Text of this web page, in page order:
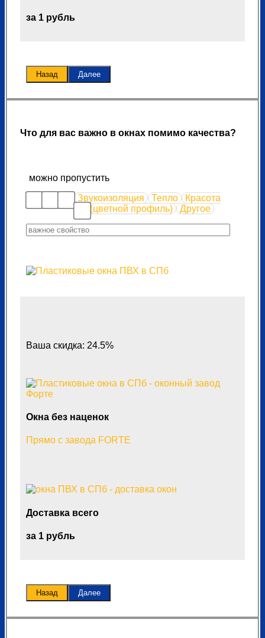
за 1 рубль
Назад Далее
Что для вас важно в окнах помимо качества?
можно пропустить
Звукоизоляция
Тепло
Красота
(цветной профиль)
Другое
Ваша скидка: 24.5%
Окна без наценок
Прямо с завода FORTE
Доставка всего
за 1 рубль
Назад Далее